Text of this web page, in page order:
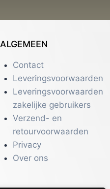
ALGEMEEN
Contact
Leveringsvoorwaarden
Leveringsvoorwaarden
zakelijke gebruikers
Verzend- en
retourvoorwaarden
Privacy
Over ons